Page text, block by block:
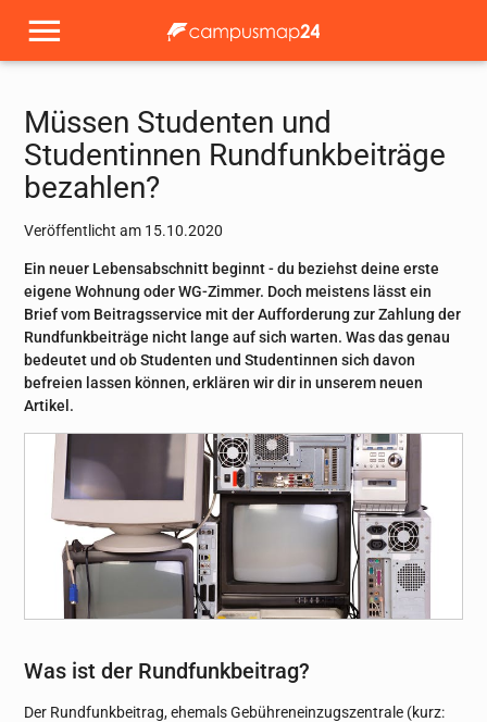
Müssen Studenten und
Studentinnen Rundfunkbeiträge
bezahlen?
Veröffentlicht am 15.10.2020
Ein neuer Lebensabschnitt beginnt - du beziehst deine erste
eigene Wohnung oder WG-Zimmer. Doch meistens lässt ein
Brief vom Beitragsservice mit der Aufforderung zur Zahlung der
Rundfunkbeiträge nicht lange auf sich warten. Was das genau
bedeutet und ob Studenten und Studentinnen sich davon
befreien lassen können, erklären wir dir in unserem neuen
Artikel.
Was ist der Rundfunkbeitrag?
Der Rundfunkbeitrag, ehemals Gebühreneinzugszentrale (kurz: